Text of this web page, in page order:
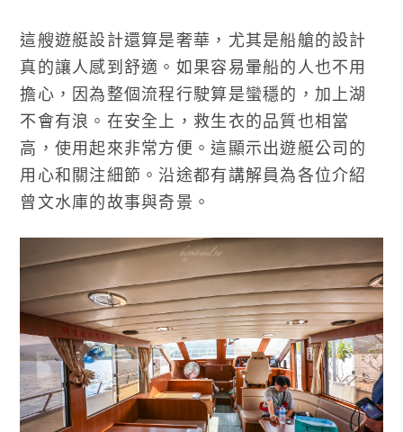
這艘遊艇設計還算是奢華，尤其是船艙的設計
真的讓人感到舒適。如果容易暈船的人也不用
擔心，因為整個流程行駛算是蠻穩的，加上湖
不會有浪。在安全上，救生衣的品質也相當
高，使用起來非常方便。這顯示出遊艇公司的
用心和關注細節。沿途都有講解員為各位介紹
曾文水庫的故事與奇景。